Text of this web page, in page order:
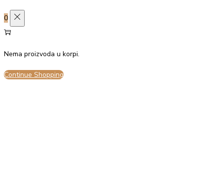
0
Nema proizvoda u korpi.
Continue Shopping